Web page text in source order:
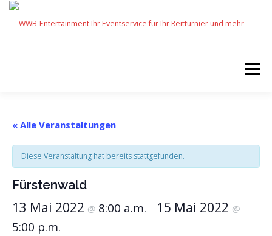
Zum
springen
Menü
UNSERE PARTNER IMPRESSUM
« Alle Veranstaltungen
Diese Veranstaltung hat bereits stattgefunden.
Fürstenwald
13 Mai 2022 @ 8:00 a.m. – 15 Mai 2022 @
5:00 p.m.